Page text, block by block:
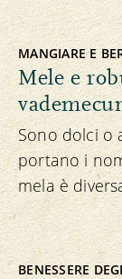
MANGIARE E
Mele e
Sono dolci o
portano i
mela è
BENESSERE